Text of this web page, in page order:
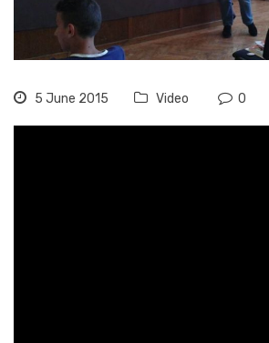
5 June 2015 Video 0